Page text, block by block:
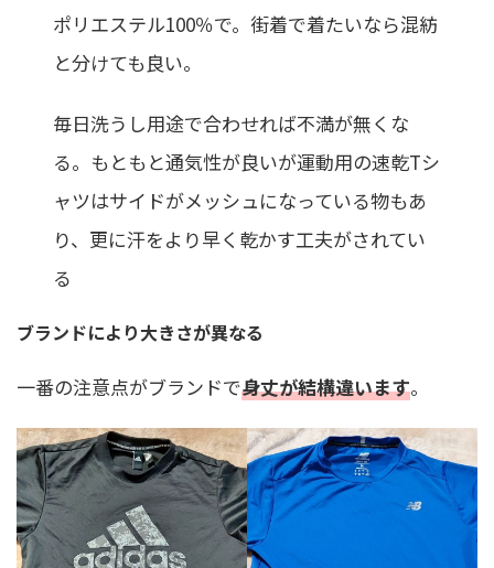
ポリエステル100％で。街着で着たいなら混紡
と分けても良い。
毎日洗うし用途で合わせれば不満が無くな
る。もともと通気性が良いが運動用の速乾Tシ
ャツはサイドがメッシュになっている物もあ
り、更に汗をより早く乾かす工夫がされてい
る
ブランドにより大きさが異なる
一番の注意点がブランドで身丈が結構違います。